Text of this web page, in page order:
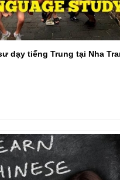
dạy tiếng Trung tại Nha